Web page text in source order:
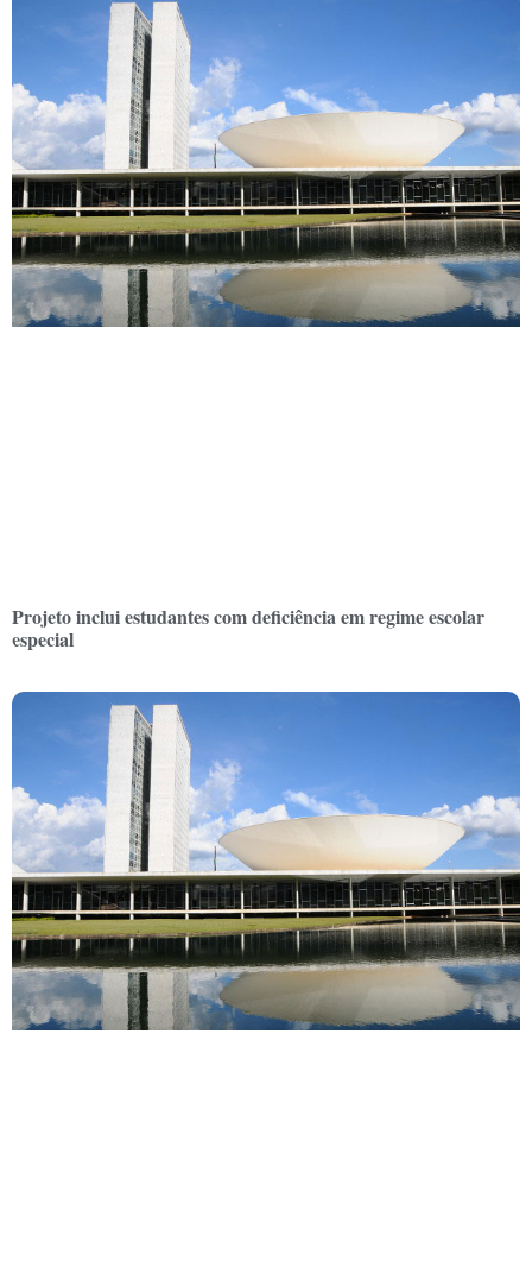
Projeto inclui estudantes com deficiência em regime escolar
especial